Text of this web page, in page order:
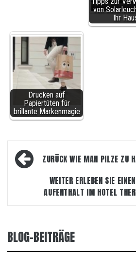
von
Ihr
Drucken auf
Papiertüten für
brillante Markenmagie
Beitragsnavigation
ZURÜCK WIE MAN PILZE ZU
WEITER ERLEBEN SIE
AUFENTHALT IM HOTEL
BLOG-BEITRÄGE